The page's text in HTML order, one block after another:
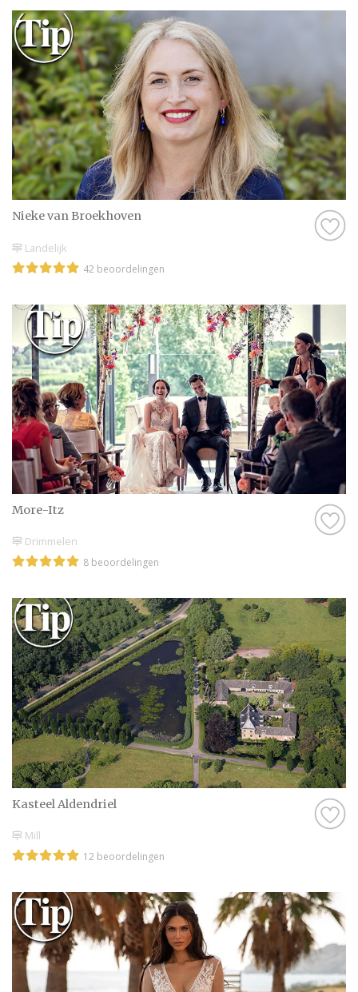
Nieke van Broekhoven
Landelijk
42 beoordelingen
More-Itz
Drimmelen
8 beoordelingen
Kasteel Aldendriel
Mill
12 beoordelingen